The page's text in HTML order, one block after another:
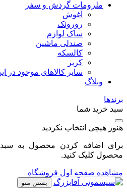
ملزومات گردش و سفر
آغوش
روروئک
ساک لوازم
صندلی ماشین
کالسکه
کریر
سایر کالاهای موجود در
وبلاگ
برندها
سبد خرید شما
هنوز هیچی انتخاب نکردید
برای اضافه کردن محصول به
محصول کلیک کنید.
مشاهده صفحه اول فروشگاه
بستن منو